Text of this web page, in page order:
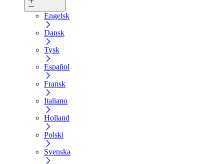
Engelsk
Dansk
Tysk
Español
Fransk
Italiano
Holland
Polski
Svenska